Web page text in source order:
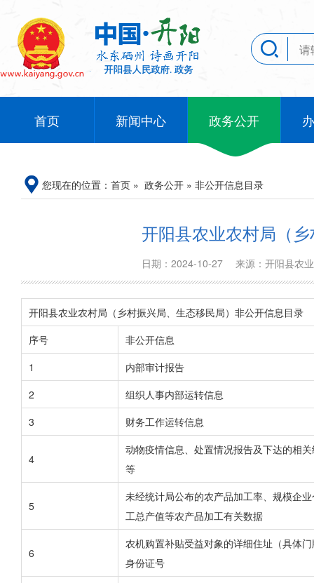
首页 新闻中心 政务公开
您现在的位置： 首页 » 政务公开 » 非公开信息目录
开阳县农业农村局（
日期：2024-10-27 来源：开阳县
开阳县农业农村局（乡村振兴局、生态移民局）非公开信息目录
序号
非公开信息
1
内部审计报告
2
组织人事内部运转信息
3
财务工作运转信息
4
动物疫情信息、处置情况报告及下达的相
等
5
未经统计局公布的农产品加工率、规模企
工总产值等农产品加工有关数据
6
农机购置补贴受益对象的详细住址（具体
身份证号